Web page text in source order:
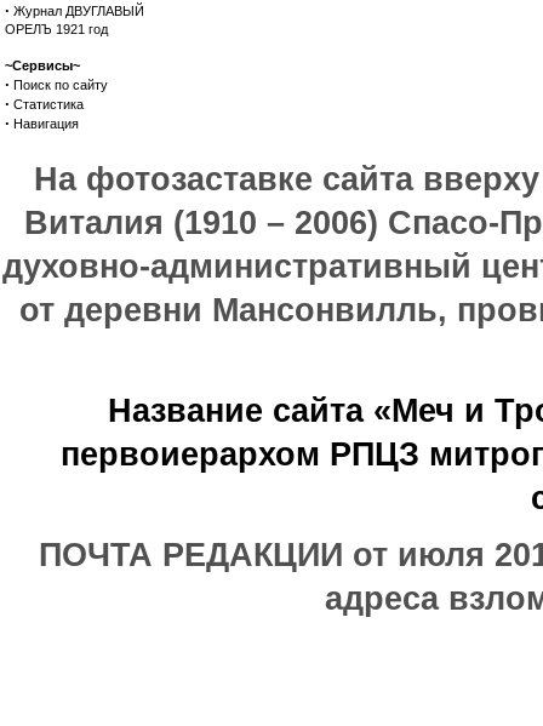
· Журнал ДВУГЛАВЫЙ
ОРЕЛЪ 1921 год
~Сервисы~
· Поиск по сайту
· Статистика
· Навигация
На фотозаставке сайта
Виталия (1910 – 2006) Спасо-
духовно-административный
от деревни Мансонвилль,
Название сайта «Меч и
первоиерархом РПЦЗ
ПОЧТА РЕДАКЦИИ от июля
адреса